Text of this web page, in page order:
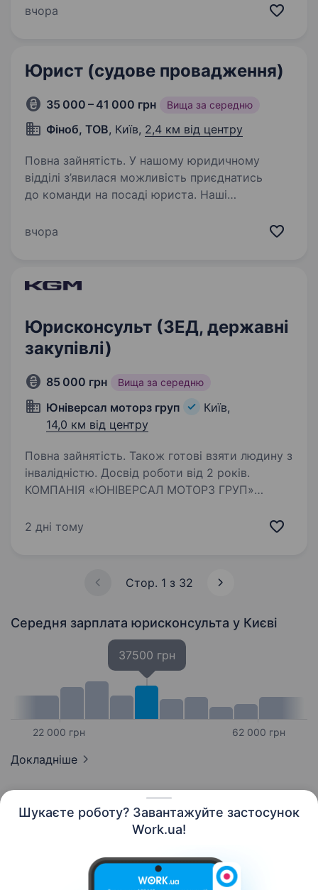
Шукаєте роботу? Завантажуйте застосунок
Work.ua!
Ми проєктуємо, постачаємо, монтуємо
вчора
Юрист (судове провадження)
35 000 – 41 000 грн Вища за середню
Фіноб, ТОВ, Київ, 2,4 км від центру
Повна зайнятість. У нашому юридичному
відділі з’явилася можливість приєднатись
до команди на посаді юриста. Наші
працевлаштування з першого дня Повністю
вчора
Юрисконсульт (ЗЕД, державні
закупівлі)
85 000 грн Вища за середню
Юніверсал моторз груп
Київ,
14,0 км від центру
Повна зайнятість. Також готові взяти людину з
інвалідністю. Досвід роботи від 2 років.
КОМПАНІЯ «ЮНІВЕРСАЛ МОТОРЗ ГРУП»
(раніше відомих як SsangYong Motor) в Україні
післяпродажного обслуговування…
2 дні тому
Стор. 1 з 32
Середня зарплата юрисконсульта у Києві
22 000 грн
37500 грн
62 000 грн
Докладніше